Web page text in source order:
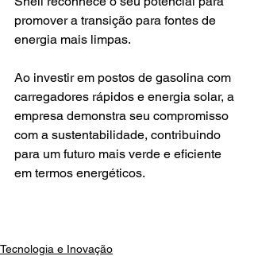
promover a transição para fontes de
energia mais limpas.
Ao investir em postos de gasolina com
carregadores rápidos e energia solar, a
empresa demonstra seu compromisso
com a sustentabilidade, contribuindo
para um futuro mais verde e eficiente
em termos energéticos.
Tecnologia e Inovação